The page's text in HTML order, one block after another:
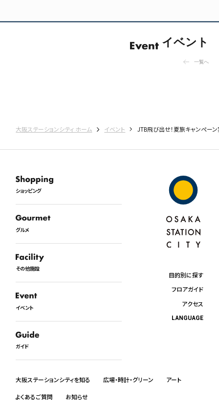
イベント
一覧へ
大阪ステーションシティ ホーム イベント JTB飛び出せ！夏旅キャンペー
ショッピング
グルメ
その他施設
イベント
ガイド
大阪ステーションシティを知る 広場・時計・グリーン アート
目的別に探す
フロアガイド
アクセス
LANGUAGE
ภาษาไทย
よくあるご質問 お知らせ